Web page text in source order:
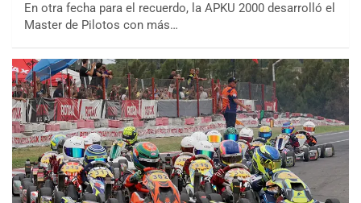
En otra fecha para el recuerdo, la APKU 2000 desarrolló el
Master de Pilotos con más…